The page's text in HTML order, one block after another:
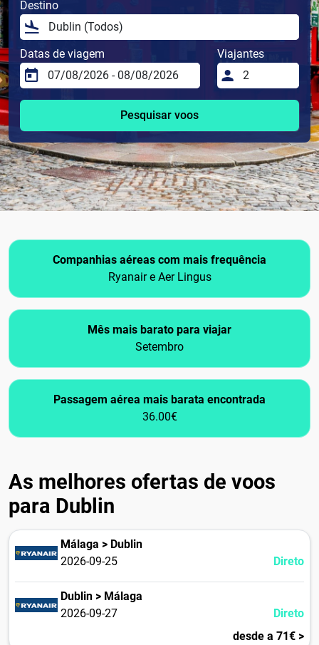
Destino
Datas de viagem Viajantes
Pesquisar voos
Companhias aéreas com mais frequência
Ryanair e Aer Lingus
Mês mais barato para viajar
Setembro
Passagem aérea mais barata encontrada
36.00€
As melhores ofertas de voos
para Dublin
Málaga > Dublin
2026-09-25
Direto
Dublin > Málaga
2026-09-27
Direto
desde a 71€ >